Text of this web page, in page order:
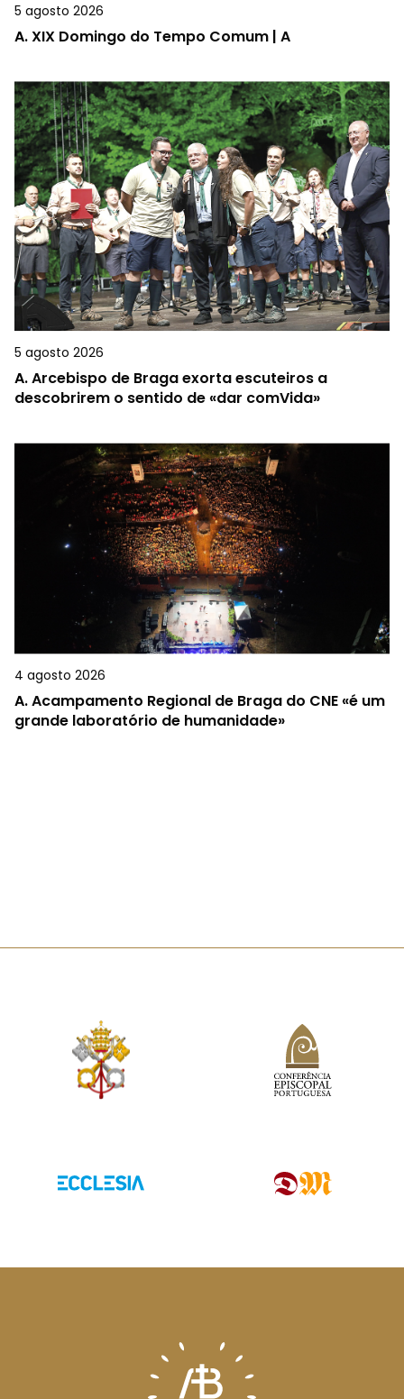
5 agosto 2026
A.XIX Domingo do Tempo Comum | A
5 agosto 2026
A.Arcebispo de Braga exorta escuteiros a
descobrirem o sentido de «dar comVida»
4 agosto 2026
A.Acampamento Regional de Braga do CNE «é um
grande laboratório de humanidade»